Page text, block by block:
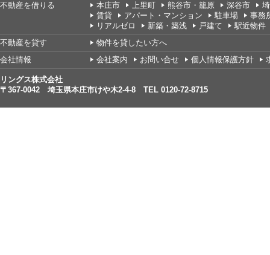
不動産を借りる
本庄市 上里町 熊谷市・籠原 深谷市
賃貸
アパート・マンション 駐車場
事務
リアルゼロ
新築・築浅 戸建て
駅近物件
不動産を貸す
物件を貸したい方へ
会社情報
会社案内 お問い合せ 個人情報保護方針
リングス株式会社
〒367-0042 埼玉県本庄市けや木2-4-8 TEL 0120-72-8715